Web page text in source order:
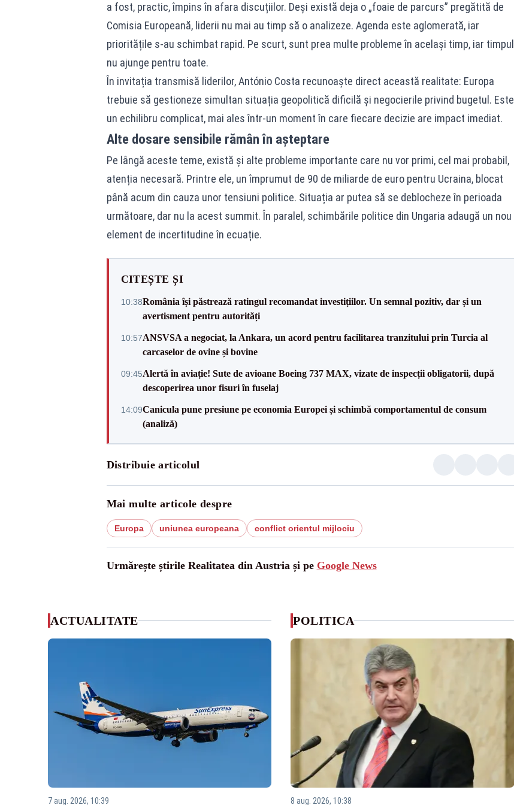
a fost, practic, împins în afara discuțiilor. Deși există deja o „foaie de parcurs” pregătită de
Comisia Europeană, liderii nu mai au timp să o analizeze. Agenda este aglomerată, iar
prioritățile s-au schimbat rapid. Pe scurt, sunt prea multe probleme în același timp, iar timpul
nu ajunge pentru toate.
În invitația transmisă liderilor, António Costa recunoaște direct această realitate: Europa
trebuie să gestioneze simultan situația geopolitică dificilă și negocierile privind bugetul. Este
un echilibru complicat, mai ales într-un moment în care fiecare decizie are impact imediat.
Alte dosare sensibile rămân în așteptare
Pe lângă aceste teme, există și alte probleme importante care nu vor primi, cel mai probabil,
atenția necesară. Printre ele, un împrumut de 90 de miliarde de euro pentru Ucraina, blocat
până acum din cauza unor tensiuni politice. Situația ar putea să se deblocheze în perioada
următoare, dar nu la acest summit. În paralel, schimbările politice din Ungaria adaugă un nou
element de incertitudine în ecuație.
CITEȘTE ȘI
10:38România își păstrează ratingul recomandat investițiilor. Un semnal pozitiv, dar și un
avertisment pentru autorități
10:57ANSVSA a negociat, la Ankara, un acord pentru facilitarea tranzitului prin Turcia al
carcaselor de ovine și bovine
09:45Alertă în aviație! Sute de avioane Boeing 737 MAX, vizate de inspecții obligatorii, după
descoperirea unor fisuri în fuselaj
14:09Canicula pune presiune pe economia Europei și schimbă comportamentul de consum
(analiză)
Distribuie articolul
Mai multe articole despre
Europa uniunea europeana conflict orientul mijlociu
Urmărește știrile Realitatea din Austria și pe Google News
ACTUALITATE
7 aug. 2026, 10:39
POLITICA
8 aug. 2026, 10:38